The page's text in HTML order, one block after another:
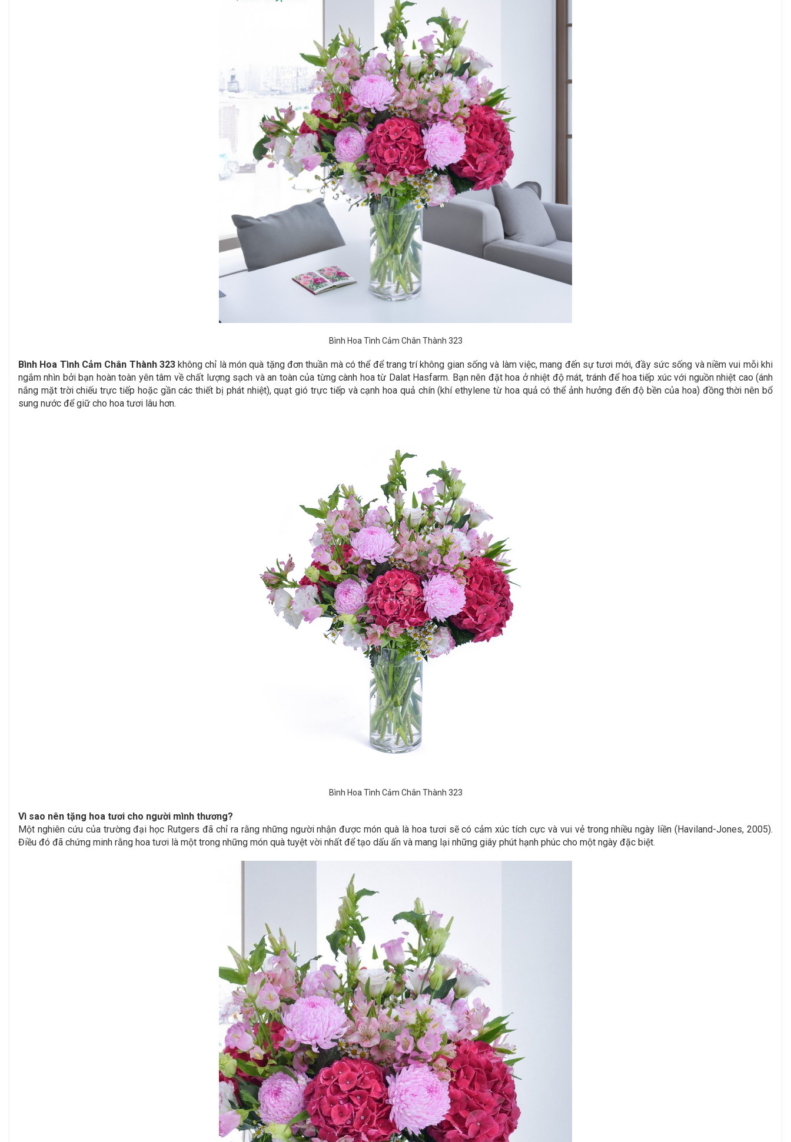
Bình Hoa Tình Cảm Chân Thành 323
Bình Hoa Tình Cảm Chân Thành 323không chỉ là món quà tặng đơn thuần mà có thể để trang trí không gian sống và làm việc, mang đến sự tươi mới, đầy sức sống và niềm vui mỗi khi
ngắm nhìn bởi bạn hoàn toàn yên tâm về chất lượng sạch và an toàn của từng cành hoa từ Dalat Hasfarm. Bạn nên đặt hoa ở nhiệt độ mát, tránh để hoa tiếp xúc với nguồn nhiệt cao (ánh
nắng mặt trời chiếu trực tiếp hoặc gần các thiết bị phát nhiệt), quạt gió trực tiếp và cạnh hoa quả chín (khí ethylene từ hoa quả có thể ảnh hưởng đến độ bền của hoa) đồng thời nên bổ
sung nước để giữ cho hoa tươi lâu hơn.
Bình Hoa Tình Cảm Chân Thành 323
Vì sao nên tặng hoa tươi cho người mình thương?
Một nghiên cứu của trường đại học Rutgers đã chỉ ra rằng những người nhận được món quà là hoa tươi sẽ có cảm xúc tích cực và vui vẻ trong nhiều ngày liền (Haviland-Jones, 2005).
Điều đó đã chứng minh rằng hoa tươi là một trong những món quà tuyệt vời nhất để tạo dấu ấn và mang lại những giây phút hạnh phúc cho một ngày đặc biệt.